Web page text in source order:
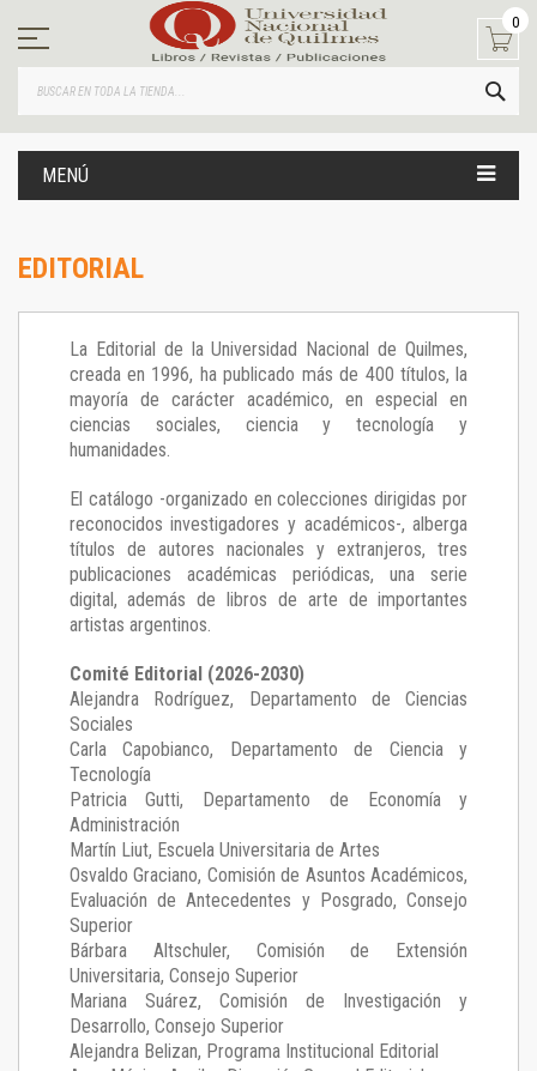
contenido
0
MENÚ
EDITORIAL
La Editorial de la Universidad Nacional de Quilmes,
creada en 1996, ha publicado más de 400 títulos, la
mayoría de carácter académico, en especial en
ciencias sociales, ciencia y tecnología y
humanidades.
El catálogo -organizado en colecciones dirigidas por
reconocidos investigadores y académicos-, alberga
títulos de autores nacionales y extranjeros, tres
publicaciones académicas periódicas, una serie
digital, además de libros de arte de importantes
artistas argentinos.
Comité Editorial (2026-2030)
Alejandra Rodríguez, Departamento de Ciencias
Sociales
Carla Capobianco, Departamento de Ciencia y
Tecnología
Patricia Gutti, Departamento de Economía y
Administración
Martín Liut, Escuela Universitaria de Artes
Osvaldo Graciano, Comisión de Asuntos Académicos,
Evaluación de Antecedentes y Posgrado, Consejo
Superior
Bárbara Altschuler, Comisión de Extensión
Universitaria, Consejo Superior
Mariana Suárez, Comisión de Investigación y
Desarrollo, Consejo Superior
Alejandra Belizan, Programa Institucional Editorial